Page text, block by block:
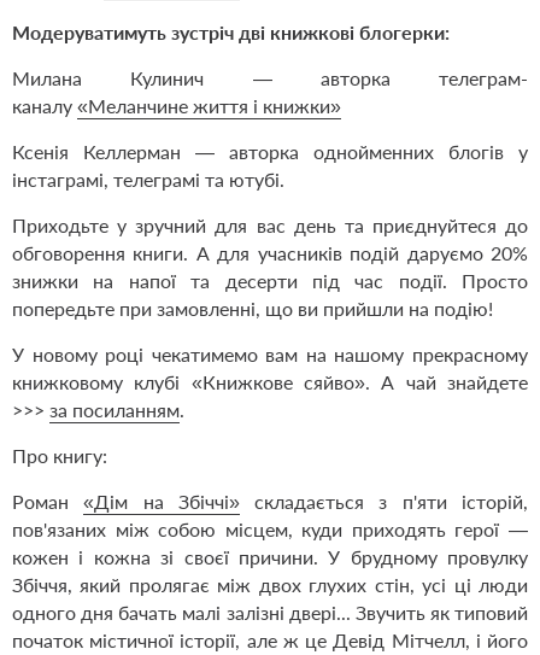
Модеруватимуть зустріч дві книжкові блогерки:
Милана Кулинич — авторка телеграм-
каналу «Меланчине життя і книжки»
Ксенія Келлерман — авторка однойменних блогів у
інстаграмі, телеграмі та ютубі.
Приходьте у зручний для вас день та приєднуйтеся до
обговорення книги. А для учасників подій даруємо 20%
знижки на напої та десерти під час події. Просто
попередьте при замовленні, що ви прийшли на подію!
У новому році чекатимемо вам на нашому прекрасному
книжковому клубі «Книжкове сяйво». А чай знайдете
>>> за посиланням.
Про книгу:
Роман«Дім на Збіччі»складається з п'яти історій,
пов'язаних між собою місцем, куди приходять герої —
кожен і кожна зі своєї причини. У брудному провулку
Збіччя, який пролягає між двох глухих стін, усі ці люди
одного дня бачать малі залізні двері... Звучить як типовий
початок містичної історії, але ж це Девід Мітчелл, і його